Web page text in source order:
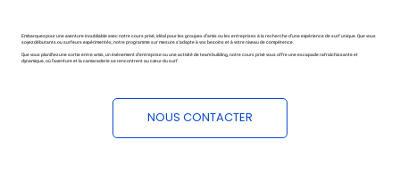
Embarquez pour une aventure inoubliable avec notre cours privé, idéal pour les groupes d’amis ou les entreprises à la recherche d’une expérience de surf unique. Que vous
soyez débutants ou surfeurs expérimentés, notre programme sur mesure s’adapte à vos besoins et à votre niveau de compétence.
Que vous planifiez une sortie entre amis, un événement d’entreprise ou une activité de team building, notre cours privé vous offre une escapade rafraîchissante et
dynamique, où l’aventure et la camaraderie se rencontrent au cœur du surf.
NOUS CONTACTER